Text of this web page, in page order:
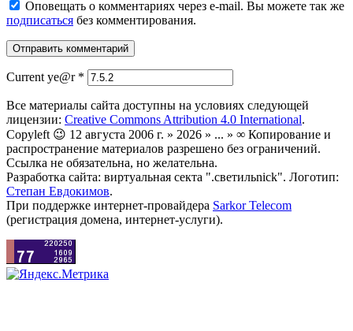
Оповещать о комментариях через e-mail. Вы можете так же
подписаться без комментирования.
Current ye@r *
Все материалы сайта доступны на условиях следующей
лицензии: Creative Commons Attribution 4.0 International.
Copyleft 😉 12 августа 2006 г. » 2026 » ... » ∞ Копирование и
распространение материалов разрешено без ограничений.
Ссылка не обязательна, но желательна.
Разработка сайта: виртуальная секта ".светильnick". Логотип:
Степан Евдокимов.
При поддержке интернет-провайдера Sarkor Telecom
(регистрация домена, интернет-услуги).